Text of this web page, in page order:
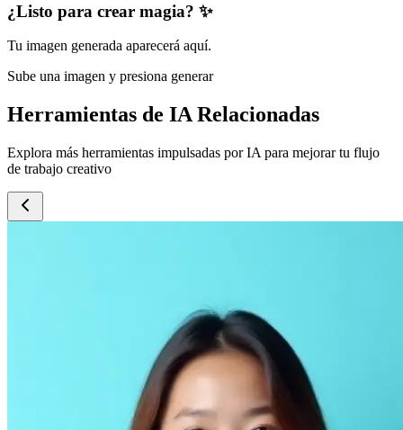
¿Listo para crear magia? ✨
Tu imagen generada aparecerá aquí.
Sube una imagen y presiona generar
Herramientas de IA Relacionadas
Explora más herramientas impulsadas por IA para mejorar tu flujo
de trabajo creativo